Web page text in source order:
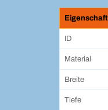
Eigenschaft
ID
Material
Breite
Tiefe